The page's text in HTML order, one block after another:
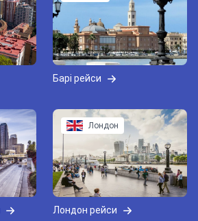
Барі рейси
Лондон
Лондон рейси